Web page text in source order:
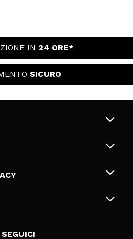
IN 24 ORE*
SICURO
SEGUICI